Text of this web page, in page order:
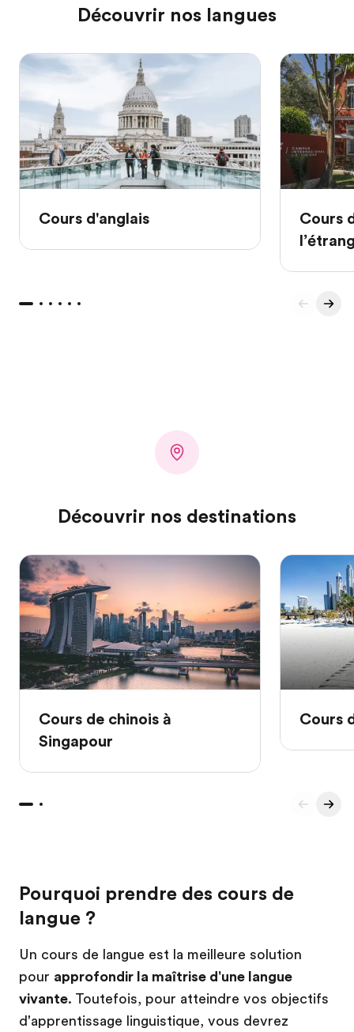
Découvrir nos langues
Cours d'anglais
Cours
Découvrir nos destinations
Cours de chinois à
Singapour
Cours
Pourquoi prendre des cours de
langue ?
Un cours de langue est la meilleure solution
pour approfondir la maîtrise d'une langue
vivante. Toutefois, pour atteindre vos objectifs
d'apprentissage linguistique, vous devrez